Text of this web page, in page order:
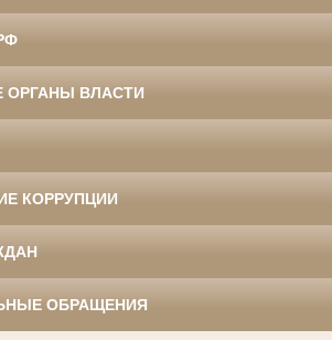
ВЛАСТИ
КОРРУПЦИИ
ОБРАЩЕНИЯ